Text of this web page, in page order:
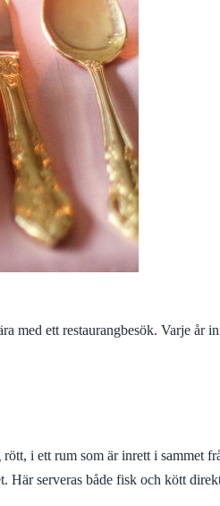
med ett restaurangbesök. Varje år
i ett rum som är inrett i sammet
Här serveras både fisk och kött